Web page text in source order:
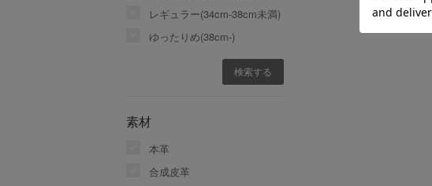
レギュラー(34cm-38cm未満)
ゆったりめ(38cm-)
素材
本革
合成皮革